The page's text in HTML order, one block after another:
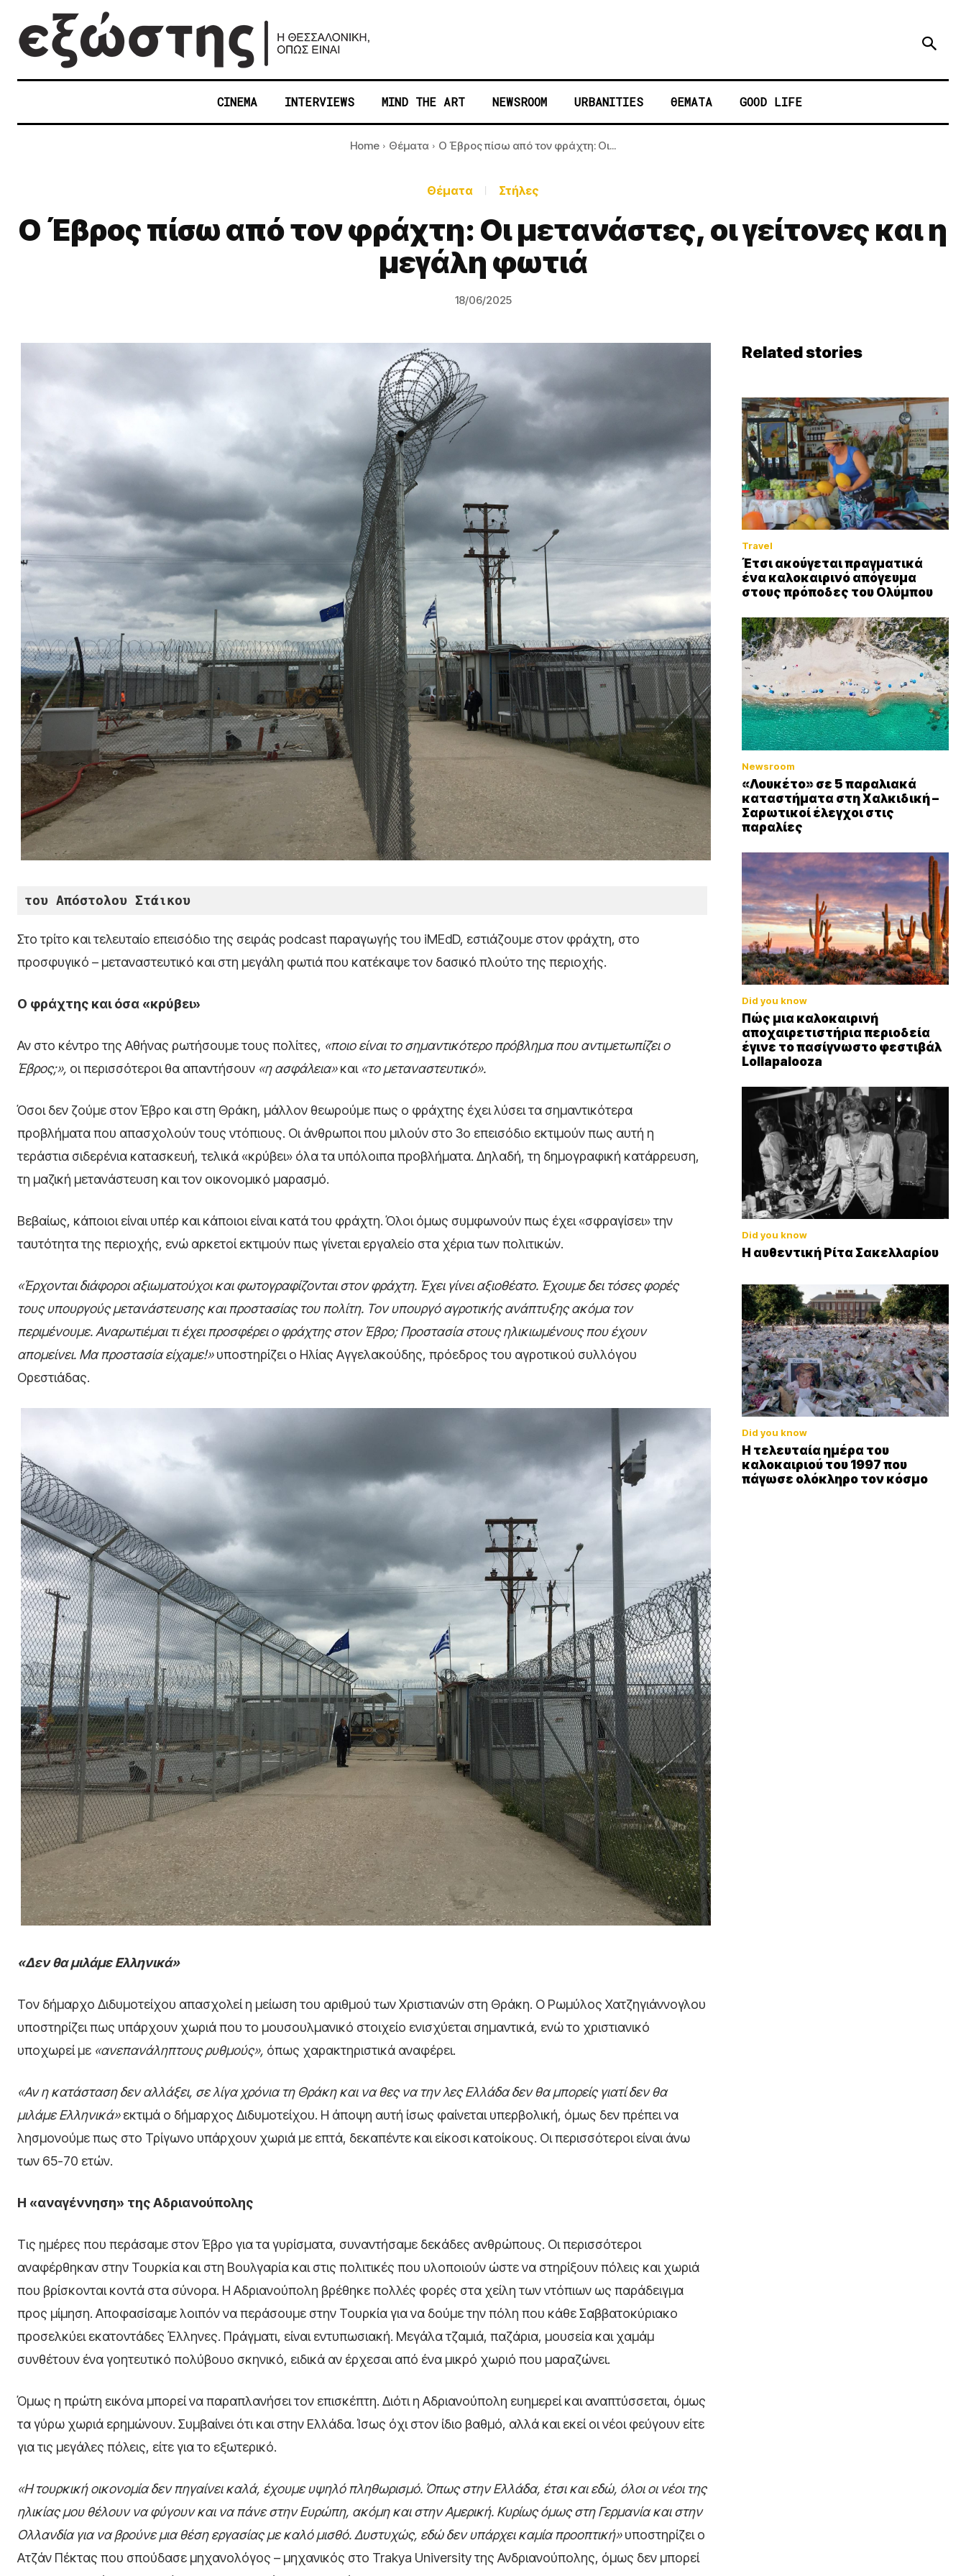
CINEMA INTERVIEWS MIND THE ART NEWSROOM URBANITIES ΘΕΜΑΤΑ GOOD LIFE
Home Θέματα Ο Έβρος πίσω από τον φράχτη: Οι...
Θέματα Στήλες
Ο Έβρος πίσω από τον φράχτη: Οι μετανάστες, οι γείτονες και η
μεγάλη φωτιά
18/06/2025
του Απόστολου Στάικου
Στο τρίτο και τελευταίο επεισόδιο της σειράς podcast παραγωγής του iMEdD, εστιάζουμε στον φράχτη, στο
προσφυγικό – μεταναστευτικό και στη μεγάλη φωτιά που κατέκαψε τον δασικό πλούτο της περιοχής.
Ο φράχτης και όσα «κρύβει»
Αν στο κέντρο της Αθήνας ρωτήσουμε τους πολίτες, «ποιο είναι το σημαντικότερο πρόβλημα που αντιμετωπίζει ο
Έβρος;», οι περισσότεροι θα απαντήσουν «η ασφάλεια»και «το μεταναστευτικό».
Όσοι δεν ζούμε στον Έβρο και στη Θράκη, μάλλον θεωρούμε πως ο φράχτης έχει λύσει τα σημαντικότερα
προβλήματα που απασχολούν τους ντόπιους. Οι άνθρωποι που μιλούν στο 3ο επεισόδιο εκτιμούν πως αυτή η
τεράστια σιδερένια κατασκευή, τελικά «κρύβει» όλα τα υπόλοιπα προβλήματα. Δηλαδή, τη δημογραφική κατάρρευση,
τη μαζική μετανάστευση και τον οικονομικό μαρασμό.
Βεβαίως, κάποιοι είναι υπέρ και κάποιοι είναι κατά του φράχτη. Όλοι όμως συμφωνούν πως έχει «σφραγίσει» την
ταυτότητα της περιοχής, ενώ αρκετοί εκτιμούν πως γίνεται εργαλείο στα χέρια των πολιτικών.
«Έρχονται διάφοροι αξιωματούχοι και φωτογραφίζονται στον φράχτη. Έχει γίνει αξιοθέατο. Έχουμε δει τόσες φορές
τους υπουργούς μετανάστευσης και προστασίας του πολίτη. Τον υπουργό αγροτικής ανάπτυξης ακόμα τον
περιμένουμε. Αναρωτιέμαι τι έχει προσφέρει ο φράχτης στον Έβρο; Προστασία στους ηλικιωμένους που έχουν
απομείνει. Μα προστασία είχαμε!»υποστηρίζει ο Ηλίας Αγγελακούδης, πρόεδρος του αγροτικού συλλόγου
Ορεστιάδας.
«Δεν θα μιλάμε Ελληνικά»
Τον δήμαρχο Διδυμοτείχου απασχολεί η μείωση του αριθμού των Χριστιανών στη Θράκη. Ο Ρωμύλος Χατζηγιάννογλου
υποστηρίζει πως υπάρχουν χωριά που το μουσουλμανικό στοιχείο ενισχύεται σημαντικά, ενώ το χριστιανικό
υποχωρεί με «ανεπανάληπτους ρυθμούς», όπως χαρακτηριστικά αναφέρει.
«Αν η κατάσταση δεν αλλάξει, σε λίγα χρόνια τη Θράκη και να θες να την λες Ελλάδα δεν θα μπορείς γιατί δεν θα
μιλάμε Ελληνικά»εκτιμά ο δήμαρχος Διδυμοτείχου. Η άποψη αυτή ίσως φαίνεται υπερβολική, όμως δεν πρέπει να
λησμονούμε πως στο Τρίγωνο υπάρχουν χωριά με επτά, δεκαπέντε και είκοσι κατοίκους. Οι περισσότεροι είναι άνω
των 65-70 ετών.
Η «αναγέννηση» της Αδριανούπολης
Τις ημέρες που περάσαμε στον Έβρο για τα γυρίσματα, συναντήσαμε δεκάδες ανθρώπους. Οι περισσότεροι
αναφέρθηκαν στην Τουρκία και στη Βουλγαρία και στις πολιτικές που υλοποιούν ώστε να στηρίξουν πόλεις και χωριά
που βρίσκονται κοντά στα σύνορα. Η Αδριανούπολη βρέθηκε πολλές φορές στα χείλη των ντόπιων ως παράδειγμα
προς μίμηση. Αποφασίσαμε λοιπόν να περάσουμε στην Τουρκία για να δούμε την πόλη που κάθε Σαββατοκύριακο
προσελκύει εκατοντάδες Έλληνες. Πράγματι, είναι εντυπωσιακή. Μεγάλα τζαμιά, παζάρια, μουσεία και χαμάμ
συνθέτουν ένα γοητευτικό πολύβουο σκηνικό, ειδικά αν έρχεσαι από ένα μικρό χωριό που μαραζώνει.
Όμως η πρώτη εικόνα μπορεί να παραπλανήσει τον επισκέπτη. Διότι η Αδριανούπολη ευημερεί και αναπτύσσεται, όμως
τα γύρω χωριά ερημώνουν. Συμβαίνει ότι και στην Ελλάδα. Ίσως όχι στον ίδιο βαθμό, αλλά και εκεί οι νέοι φεύγουν είτε
για τις μεγάλες πόλεις, είτε για το εξωτερικό.
«Η τουρκική οικονομία δεν πηγαίνει καλά, έχουμε υψηλό πληθωρισμό. Όπως στην Ελλάδα, έτσι και εδώ, όλοι οι νέοι της
ηλικίας μου θέλουν να φύγουν και να πάνε στην Ευρώπη, ακόμη και στην Αμερική. Κυρίως όμως στη Γερμανία και στην
Ολλανδία για να βρούνε μια θέση εργασίας με καλό μισθό. Δυστυχώς, εδώ δεν υπάρχει καμία προοπτική»υποστηρίζει ο
Ατζάν Πέκτας που σπούδασε μηχανολόγος – μηχανικός στο Trakya University της Ανδριανούπολης, όμως δεν μπορεί
Related stories
Travel
Έτσι ακούγεται πραγματικά
ένα καλοκαιρινό απόγευμα
στους πρόποδες του Ολύμπου
Newsroom
«Λουκέτο» σε 5 παραλιακά
καταστήματα στη Χαλκιδική –
Σαρωτικοί έλεγχοι στις
παραλίες
Did you know
Πώς μια καλοκαιρινή
αποχαιρετιστήρια περιοδεία
έγινε το πασίγνωστο φεστιβάλ
Lollapalooza
Did you know
Η αυθεντική Ρίτα Σακελλαρίου
Did you know
Η τελευταία ημέρα του
καλοκαιριού του 1997 που
πάγωσε ολόκληρο τον κόσμο